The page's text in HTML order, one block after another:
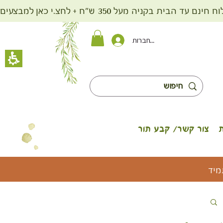
בקניה מעל 350 ש"ח + לחצ.י כאן למבצעים
להתחברות
צור קשר/ קבע תור